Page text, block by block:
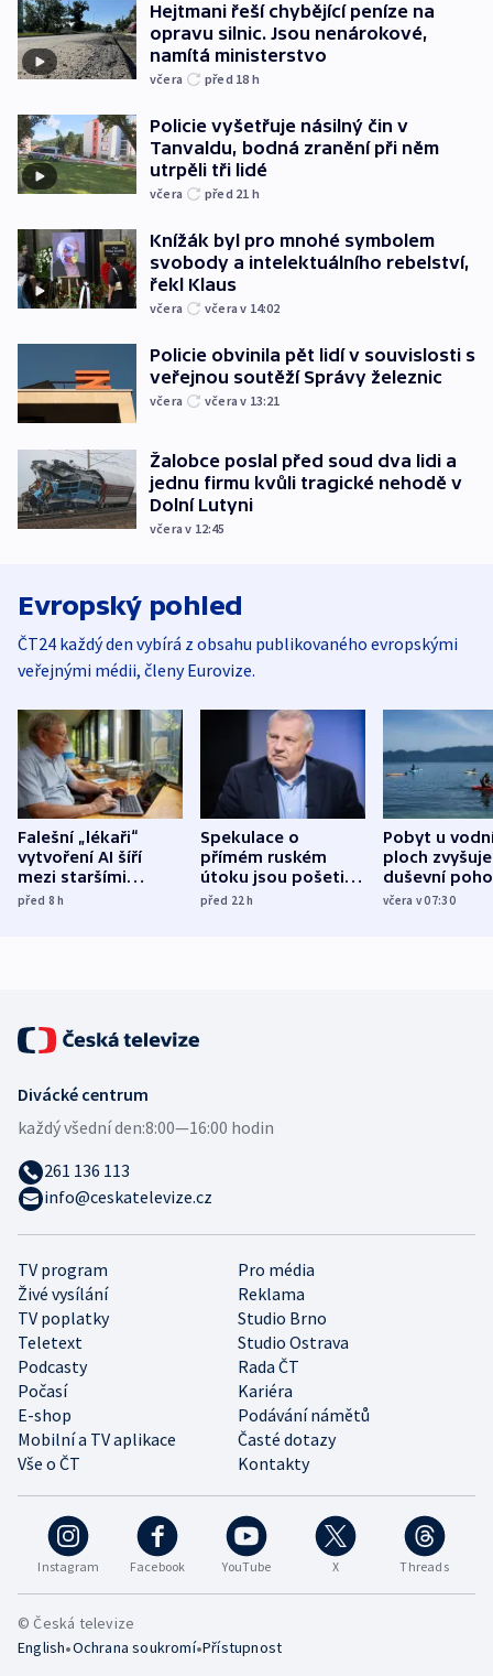
Hejtmani řeší chybějící peníze na
opravu silnic. Jsou nenárokové,
namítá ministerstvo
včera před 18 h
Policie vyšetřuje násilný čin v
Tanvaldu, bodná zranění při něm
utrpěli tři lidé
včera před 21 h
Knížák byl pro mnohé symbolem
svobody a intelektuálního rebelství,
řekl Klaus
včera včera v 14:02
Policie obvinila pět lidí v souvislosti s
veřejnou soutěží Správy železnic
včera včera v 13:21
Žalobce poslal před soud dva lidi a
jednu firmu kvůli tragické nehodě v
Dolní Lutyni
včera v 12:45
Evropský pohled
ČT24 každý den vybírá z obsahu publikovaného evropskými
veřejnými médii, členy Eurovize.
Falešní „lékaři“
vytvoření AI šíří
mezi staršími
Poláky nebezpečné
před 8h
Spekulace o
přímém ruském
útoku jsou pošetilé,
míní estonský
před 22h
Pobyt u
ploch zvyšuje
duševní
ukázala
včera v 07:30
Instagram Facebook YouTube X Threads
TV program
Pro média
Živé vysílání
Reklama
TV poplatky
Studio Brno
Teletext
Studio Ostrava
Podcasty
Rada ČT
Počasí
Kariéra
E-shop
Podávání námětů
Mobilní a TV aplikace
Časté dotazy
Vše o ČT
Kontakty
Divácké centrum
každý všední den:8:00—16:00 hodin
261 136 113
info@ceskatelevize.cz
© Česká televize
English•Ochrana soukromí•Přístupnost